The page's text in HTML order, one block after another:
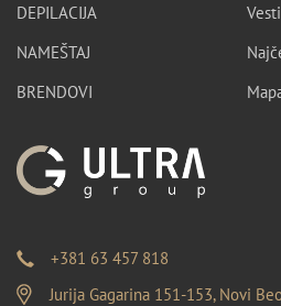
DEPILACIJA
NAMEŠTAJ
BRENDOVI
Vesti
+381 63 457 818
Jurija Gagarina 151-153, Novi